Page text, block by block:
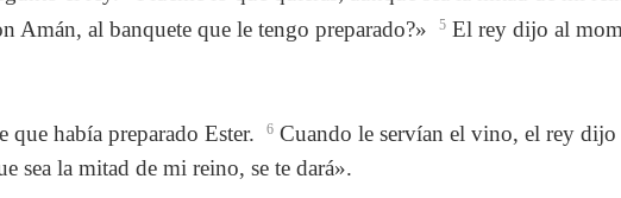
Amán, al banquete que le tengo preparado?»
5 El rey dijo al
que había preparado Ester. 6 Cuando le servían el vino, el rey dijo
sea la mitad de mi reino, se te dará».